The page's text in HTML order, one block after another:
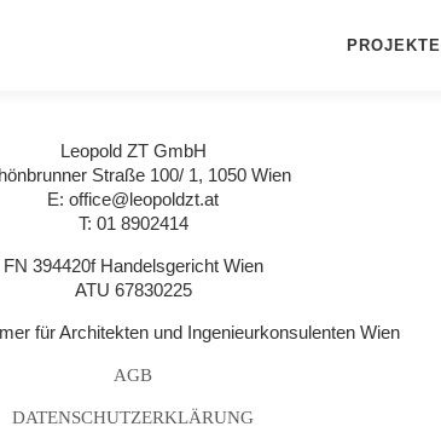
PROJEKTE
Leopold ZT GmbH
Straße 100/ 1, 1050 Wien
E: office@leopoldzt.at
T: 01 8902414
FN 394420f Handelsgericht Wien
ATU 67830225
für Architekten und Ingenieurkonsulenten Wien
AGB
DATENSCHUTZERKLÄRUNG